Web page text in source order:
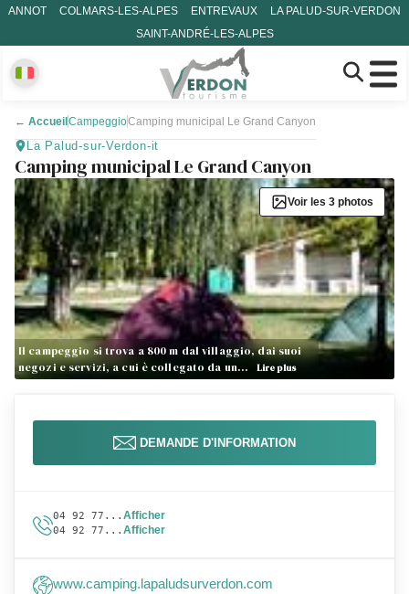
ANNOT COLMARS-LES-ALPES ENTREVAUX
LA PALUD-SUR-VERDON
SAINT-ANDRÉ-LES-ALPES
← Accueil CampeggioCamping municipal Le Grand Canyon
La Palud-sur-Verdon-it
Camping municipal Le Grand Canyon
Il campeggio si trova a 800 m dal villaggio, dai suoi
negozi e servizi, a cui è collegato da un…
Lire plus
Voir les 3 photos
DEMANDE D'INFORMATION
04 92 77... Afficher
04 92 77... Afficher
www.camping.lapaludsurverdon.com